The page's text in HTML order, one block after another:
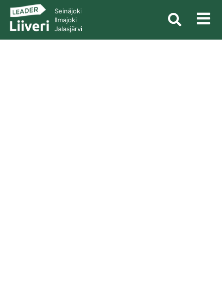
Seinäjoki
Ilmajoki
Jalasjärvi